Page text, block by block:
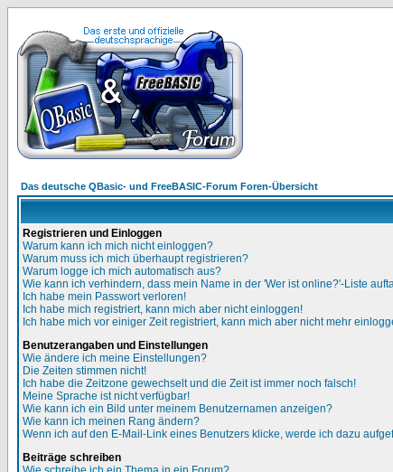
Das deutsche QBasic- und FreeBASIC-Forum Foren-Übersicht
Registrieren und Einloggen
Warum kann ich mich nicht einloggen?
Warum muss ich mich überhaupt registrieren?
Warum logge ich mich automatisch aus?
Wie kann ich verhindern, dass mein Name in der 'Wer ist online?'-Liste
Ich habe mein Passwort verloren!
Ich habe mich registriert, kann mich aber nicht einloggen!
Ich habe mich vor einiger Zeit registriert, kann mich aber nicht mehr
Benutzerangaben und Einstellungen
Wie ändere ich meine Einstellungen?
Die Zeiten stimmen nicht!
Ich habe die Zeitzone gewechselt und die Zeit ist immer noch falsch!
Meine Sprache ist nicht verfügbar!
Wie kann ich ein Bild unter meinem Benutzernamen anzeigen?
Wie kann ich meinen Rang ändern?
Wenn ich auf den E-Mail-Link eines Benutzers klicke, werde ich dazu
Beiträge schreiben